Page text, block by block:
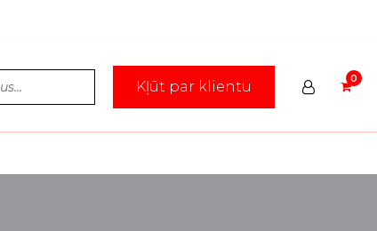
Kļūt par klientu